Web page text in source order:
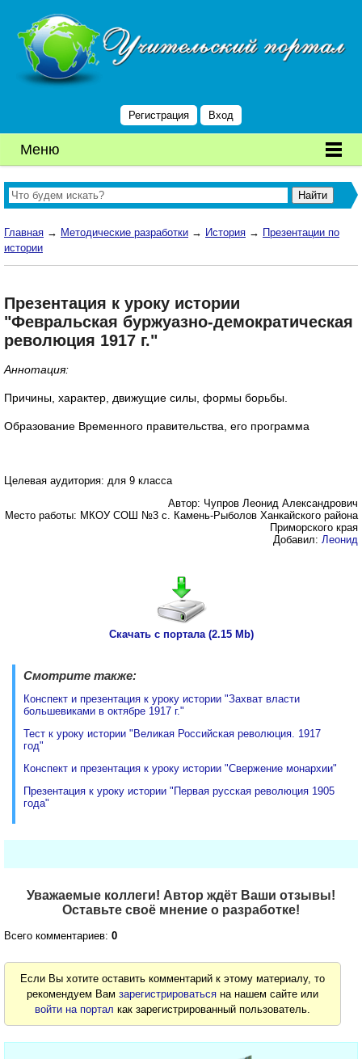
Регистрация Вход
Меню
Главная → Методические разработки → История → Презентации по
истории
Презентация к уроку истории
"Февральская буржуазно-демократическая
революция 1917 г."
Аннотация:
Причины, характер, движущие силы, формы борьбы.
Образование Временного правительства, его программа
Целевая аудитория: для 9 класса
Автор: Чупров Леонид Александрович
Место работы: МКОУ СОШ №3 с. Камень-Рыболов Ханкайского района
Приморского края
Добавил: Леонид
Скачать с портала (2.15 Mb)
Смотрите также:
Конспект и презентация к уроку истории "Захват власти
большевиками в октябре 1917 г."
Тест к уроку истории "Великая Российская революция. 1917
год"
Конспект и презентация к уроку истории "Свержение монархии"
Презентация к уроку истории "Первая русская революция 1905
года"
Уважаемые коллеги! Автор ждёт Ваши отзывы!
Оставьте своё мнение о разработке!
Всего комментариев: 0
Если Вы хотите оставить комментарий к этому материалу, то
рекомендуем Вамзарегистрироваться на нашем сайте или
войти на портал как зарегистрированный пользователь.